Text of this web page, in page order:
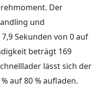
Der
und
Sekunden von 0 auf
beträgt 169
lässt sich der
auf 80 % aufladen.